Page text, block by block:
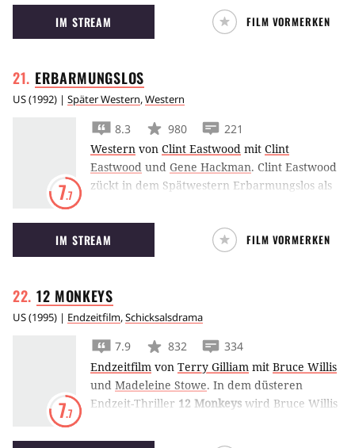
Schindler, der seine jüdischen Mitarbeiter vor
der Deportation rettete.
IM STREAM FILM VORMERKEN
ERBARMUNGSLOS
US(1992) | Später Western,Western
7.7
8.3 980
221
Western von Clint Eastwood mit Clint
Eastwood und Gene Hackman. Clint Eastwood
zückt in dem Spätwestern Erbarmungslos als
Prostituierte zu rächen.
IM STREAM FILM VORMERKEN
12 MONKEYS
US(1995) | Endzeitfilm,Schicksalsdrama
7.7
7.9 832
334
Endzeitfilm von Terry Gilliam mit Bruce Willis
und Madeleine Stowe. In dem düsteren
Endzeit-Thriller 12 Monkeys wird Bruce Willis
Virusepidemie in die Vergangenheit geschickt,